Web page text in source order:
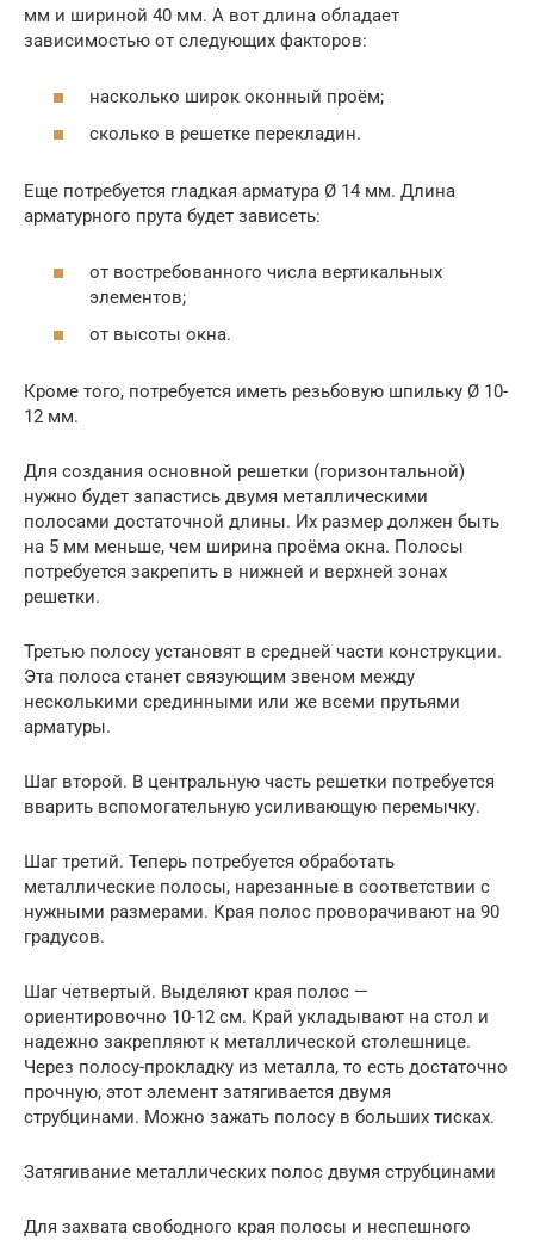
мм и шириной 40 мм. А вот длина обладает
зависимостью от следующих факторов:
насколько широк оконный проём;
сколько в решетке перекладин.
Еще потребуется гладкая арматура Ø 14 мм. Длина
арматурного прута будет зависеть:
от востребованного числа вертикальных
элементов;
от высоты окна.
Кроме того, потребуется иметь резьбовую шпильку Ø 10-
12 мм.
Для создания основной решетки (горизонтальной)
нужно будет запастись двумя металлическими
полосами достаточной длины. Их размер должен быть
на 5 мм меньше, чем ширина проёма окна. Полосы
потребуется закрепить в нижней и верхней зонах
решетки.
Третью полосу установят в средней части конструкции.
Эта полоса станет связующим звеном между
несколькими срединными или же всеми прутьями
арматуры.
Шаг второй. В центральную часть решетки потребуется
вварить вспомогательную усиливающую перемычку.
Шаг третий. Теперь потребуется обработать
металлические полосы, нарезанные в соответствии с
нужными размерами. Края полос проворачивают на 90
градусов.
Шаг четвертый. Выделяют края полос —
ориентировочно 10-12 см. Край укладывают на стол и
надежно закрепляют к металлической столешнице.
Через полосу-прокладку из металла, то есть достаточно
прочную, этот элемент затягивается двумя
струбцинами. Можно зажать полосу в больших тисках.
Затягивание металлических полос двумя струбцинами
Для захвата свободного края полосы и неспешного